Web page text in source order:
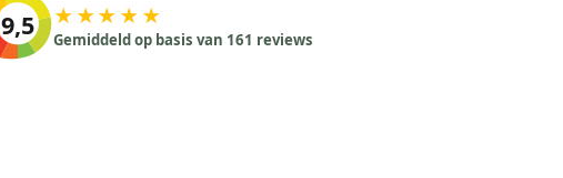
9,5 ★★★★★
Gemiddeld op basis van 161 reviews